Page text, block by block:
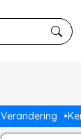
Verandering